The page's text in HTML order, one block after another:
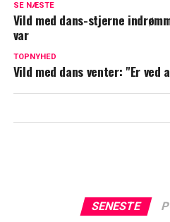
aldrig tilbage
SE NÆSTE
Vild med dans-stjerne
var
TOPNYHED
Vild med dans venter: "Er
SENESTE